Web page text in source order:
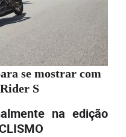
se mostrar com
S
na edição